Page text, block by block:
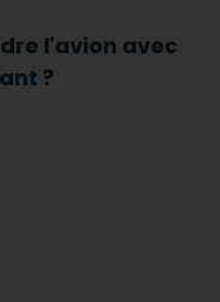
l'avion avec
?